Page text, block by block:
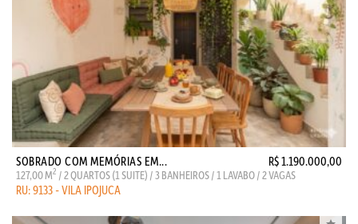
SOBRADO COM MEMÓRIAS EM... R$ 1.190.000,00
127,00 M2 / 2 QUARTOS (1 SUITE) / 3 BANHEIROS / 1 LAVABO / 2 VAGAS
RU: 9133 - VILA IPOJUCA